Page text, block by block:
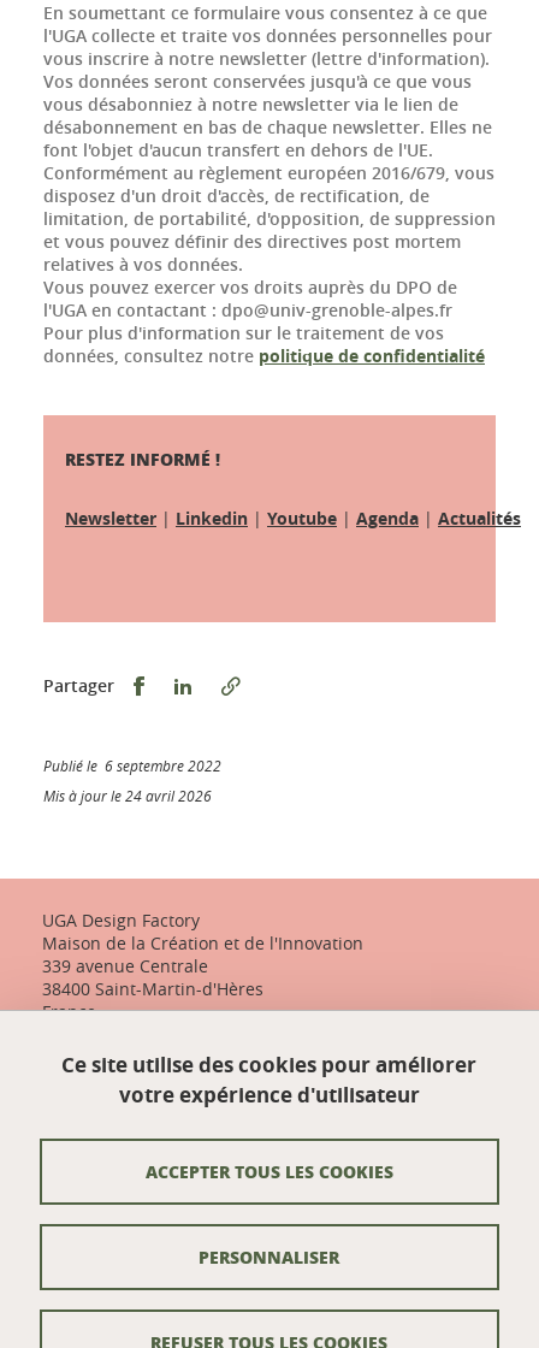
En soumettant ce formulaire vous consentez à ce que
l'UGA collecte et traite vos données personnelles pour
vous inscrire à notre newsletter (lettre d'information).
Vos données seront conservées jusqu'à ce que vous
vous désabonniez à notre newsletter via le lien de
désabonnement en bas de chaque newsletter. Elles ne
font l'objet d'aucun transfert en dehors de l'UE.
Conformément au règlement européen 2016/679, vous
disposez d'un droit d'accès, de rectification, de
limitation, de portabilité, d'opposition, de suppression
et vous pouvez définir des directives post mortem
relatives à vos données.
Vous pouvez exercer vos droits auprès du DPO de
l'UGA en contactant : dpo@univ-grenoble-alpes.fr
Pour plus d'information sur le traitement de vos
données, consultez notre politique de confidentialité
RESTEZ INFORMÉ !
Newsletter | Linkedin | Youtube | Agenda | Actualités
Partager Partager sur Facebook
Partager sur LinkedIn
Publié le 6 septembre 2022
Mis à jour le 24 avril 2026
UGA Design Factory
Maison de la Création et de l'Innovation
339 avenue Centrale
38400 Saint-Martin-d'Hères
France
+33 (0)4 57 04 10 55
designfactory-contact@univ-grenoble-alpes.fr
Nos actualités
Contact
Venir à UGA Design Factory
Crédits
Ce site utilise des cookies pour améliorer
votre expérience d'utilisateur
ACCEPTER TOUS LES COOKIES
REFUSER TOUS LES COOKIES
PERSONNALISER